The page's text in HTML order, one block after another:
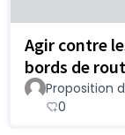
Agir contre
bords de
Proposition
0